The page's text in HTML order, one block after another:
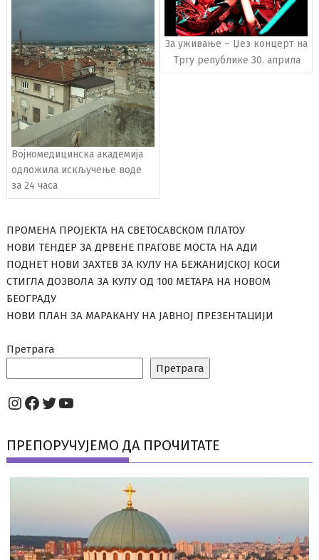
Војномедицинска академија
одложила искључење воде
за 24 часа
За уживање – Џез концерт на
Тргу републике 30. априла
ПРОМЕНА ПРОЈЕКТА НА СВЕТОСАВСКОМ ПЛАТОУ
НОВИ ТЕНДЕР ЗА ДРВЕНЕ ПРАГОВЕ МОСТА НА АДИ
ПОДНЕТ НОВИ ЗАХТЕВ ЗА КУЛУ НА БЕЖАНИЈСКОЈ КОСИ
СТИГЛА ДОЗВОЛА ЗА КУЛУ ОД 100 МЕТАРА НА НОВОМ
БЕОГРАДУ
НОВИ ПЛАН ЗА МАРАКАНУ НА ЈАВНОЈ ПРЕЗЕНТАЦИЈИ
Претрага
Претрага
Instagram
Facebook
Twitter
YouTube
ПРЕПОРУЧУЈЕМО ДА ПРОЧИТАТЕ